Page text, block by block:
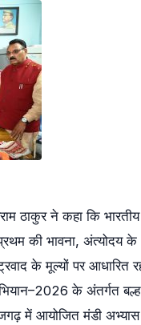
ठाकुर ने कहा कि भारतीय
प्रथम की भावना, अंत्योदय के
के मूल्यों पर आधारित
के अंतर्गत बल्ह
में आयोजित मंडी अभ्यास